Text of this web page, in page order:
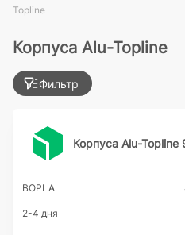
Topline
Корпуса Alu-Topline
Фильтр
Корпуса Alu-
BOPLA
2-4 дня